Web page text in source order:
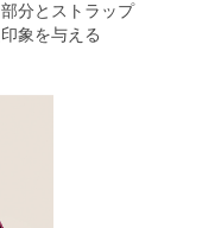
分とストラップ
象を与える